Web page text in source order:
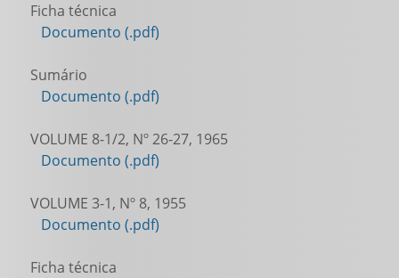
Ficha técnica
Documento (.pdf)
Sumário
Documento (.pdf)
VOLUME 8-1/2, Nº 26-27, 1965
Documento (.pdf)
VOLUME 3-1, Nº 8, 1955
Documento (.pdf)
Ficha técnica